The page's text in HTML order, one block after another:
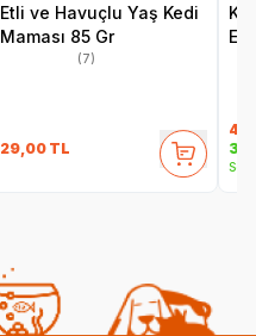
Etli ve Havuçlu Yaş Kedi
Maması 85 Gr
(7)
29,00 TL
Eti